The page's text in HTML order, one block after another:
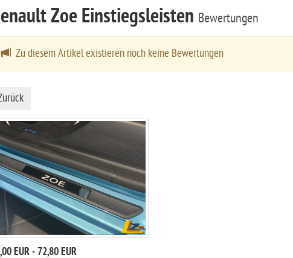
Zoe Einstiegsleisten Bewertungen
Zu diesem Artikel existieren noch keine Bewertungen
EUR - 72,80 EUR